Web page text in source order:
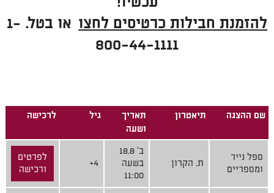
להזמנת חבילות כרטיסים לחצו
או בטל. 1-
800-44-1111
שם ההצגה תיאטרון
תאריך
ושעה
גיל לרכישה
ספל נייר
ומספריים
ת. הקרון
ב' 18.8
בשעה
11:00
4+
לפרטים
ורכישה